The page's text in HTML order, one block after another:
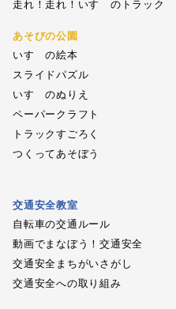
走れ！走れ！いすゞのトラック
あそびの公園
いすゞの絵本
スライドパズル
いすゞのぬりえ
ペーパークラフト
トラックすごろく
つくってあそぼう
交通安全教室
自転車の交通ルール
動画でまなぼう！交通安全
交通安全まちがいさがし
交通安全への取り組み